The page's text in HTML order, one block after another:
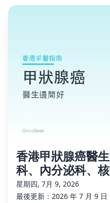
香港甲狀腺癌醫
科、內分泌科、
星期四, 7月 9, 2026
最後更新：2026 年 7 月 9